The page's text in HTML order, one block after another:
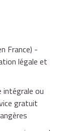
France) -
légale et
intégrale ou
gratuit